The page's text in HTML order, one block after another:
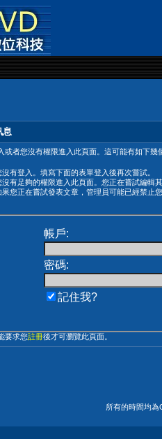
息
或者您沒有權限進入此頁面。這可能有如下幾
沒有登入。填寫下面的表單登入後再次嘗試。
沒有足夠的權限進入此頁面。您正在嘗試編輯
果您正在嘗試發表文章，管理員可能已經禁止
帳戶:
密碼:
記住我?
要求您註冊後才可瀏覽此頁面。
所有的時間均為